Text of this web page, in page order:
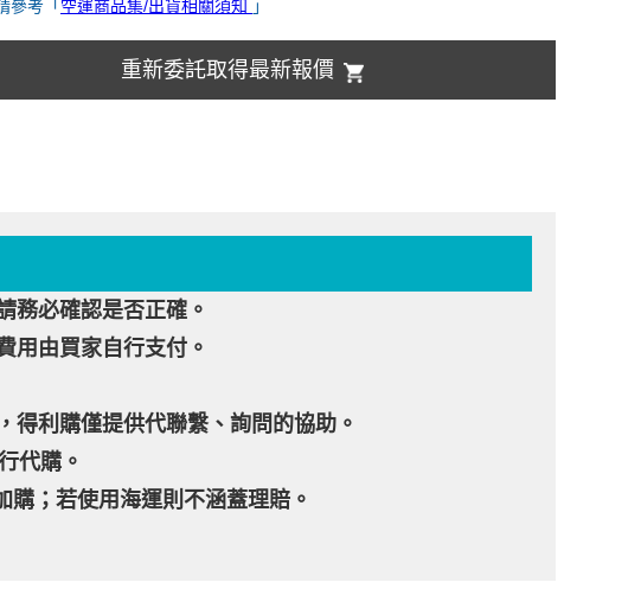
參考「 空運商品集/出貨相關須知 」
重新委託取得最新報價
務必確認是否正確。
用由買家自行支付。
得利購僅提供代聯繫、詢問的協助。
代購。
；若使用海運則不涵蓋理賠。